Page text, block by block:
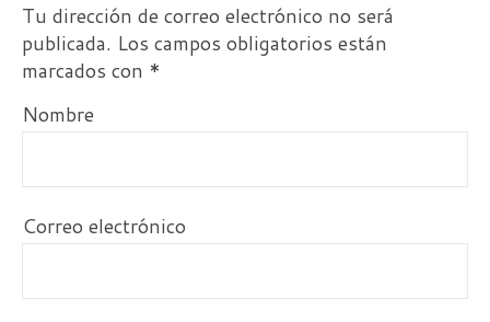
Tu dirección de correo electrónico no será
publicada. Los campos obligatorios están
marcados con *
Nombre
Correo electrónico